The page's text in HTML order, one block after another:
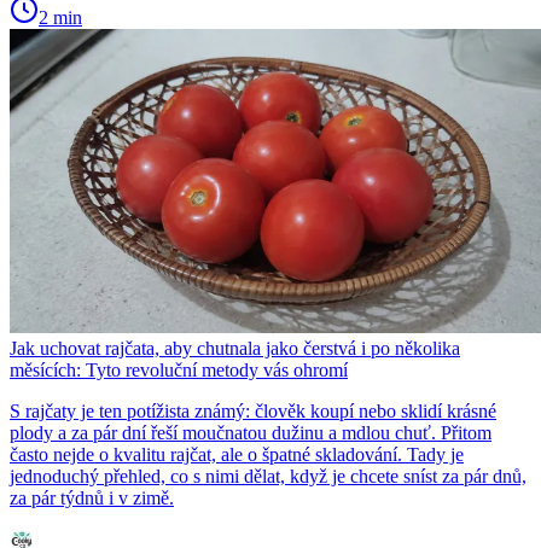
2 min
Jak uchovat rajčata, aby chutnala jako čerstvá i po několika
měsících: Tyto revoluční metody vás ohromí
S rajčaty je ten potížista známý: člověk koupí nebo sklidí krásné
plody a za pár dní řeší moučnatou dužinu a mdlou chuť. Přitom
často nejde o kvalitu rajčat, ale o špatné skladování. Tady je
jednoduchý přehled, co s nimi dělat, když je chcete sníst za pár dnů,
za pár týdnů i v zimě.